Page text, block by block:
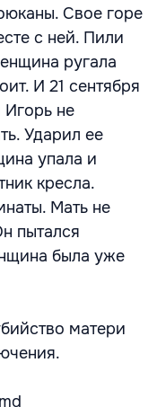
Свое горе
с ней. Пили
ругала
И 21 сентября
не
Ударил ее
упала и
кресла.
Мать не
пытался
была уже
матери